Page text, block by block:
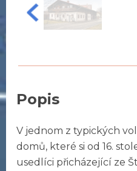
Popis
V jednom z typických
domů, které si od 16.
usedlíci přicházející ze